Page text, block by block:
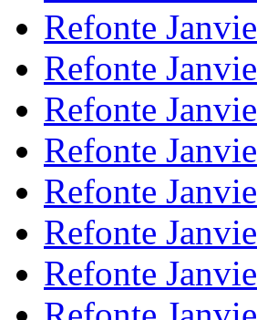
Refonte
Refonte
Refonte
Refonte
Refonte
Refonte
Refonte